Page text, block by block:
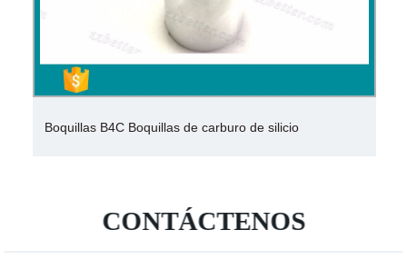
Boquillas B4C Boquillas de carburo de silicio
CONTÁCTENOS